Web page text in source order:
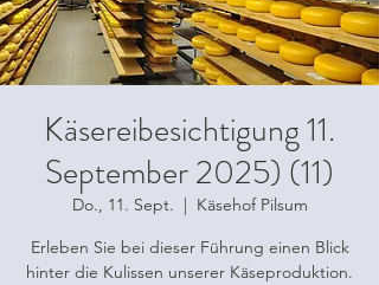
Käsereibesichtigung 11.
September 2025) (11)
Do., 11. Sept.
  |
Käsehof Pilsum
Erleben Sie bei dieser Führung einen Blick
hinter die Kulissen unserer Käseproduktion.